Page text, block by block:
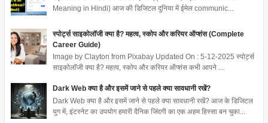
Meaning in Hindi) आज की डिजिटल दुनिया में ईमेल communic...
स्पोर्ट्स साइकोलॉजी क्या है? महत्व, स्कोप और करियर ऑप्शंस (Complete
Career Guide)
Image by Clayton from Pixabay Updated On : 5-12-2025 स्पोर्ट्स
साइकोलॉजी क्या है? महत्व, स्कोप और करियर ऑप्शंस कभी आपने ...
Dark Web क्या है और इसमें जाने से पहले क्या सावधानी रखें?
Dark Web क्या है और इसमें जाने से पहले क्या सावधानी रखें? आज के डिजिटल
युग में, इंटरनेट का उपयोग हमारी दैनिक जिंदगी का एक अहम हिस्सा बन चुका...